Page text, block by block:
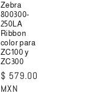
Zebra
800300-
250LA
Ribbon
color para
ZC100 y
ZC300
Precio
habitual
$ 579.00
MXN